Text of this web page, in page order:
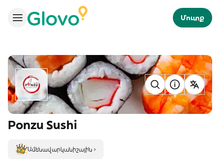
Մուտք
Ponzu Sushi
Ամենավարկանիշային ›